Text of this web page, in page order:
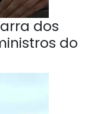
dos
do